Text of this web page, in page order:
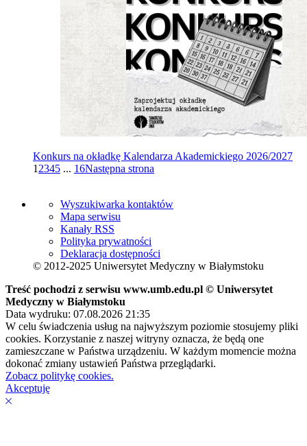
Konkurs na okładkę Kalendarza Akademickiego 2026/2027
1 2345 ... 16Następna strona
Wyszukiwarka kontaktów
Mapa serwisu
Kanały RSS
Polityka prywatności
Deklaracja dostępności
© 2012-2025 Uniwersytet Medyczny w Białymstoku
Treść pochodzi z serwisu www.umb.edu.pl © Uniwersytet
Medyczny w Białymstoku
Data wydruku: 07.08.2026 21:35
W celu świadczenia usług na najwyższym poziomie stosujemy pliki
cookies. Korzystanie z naszej witryny oznacza, że będą one
zamieszczane w Państwa urządzeniu. W każdym momencie można
dokonać zmiany ustawień Państwa przeglądarki.
Zobacz politykę cookies.
Akceptuję